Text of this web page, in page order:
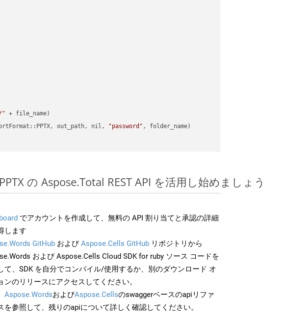
" + file_name)
out_path, nil,
"password" , folder_name)
の Aspose.Total REST API を活用し始めましょう
でアカウントを作成して、無料の API 割り当てと承認の詳細
します
GitHub およびAspose.Cells GitHub リポジトリから
および Aspose.Cells Cloud SDK for ruby ソース コードを
て、SDK を自分でコンパイル/使用するか、別のダウンロード オ
ンのリリースにアクセスしてください。
Aspose.WordsおよびAspose.Cellsのswaggerベースのapiリファ
を参照して、残りのapiについて詳しく確認してください。